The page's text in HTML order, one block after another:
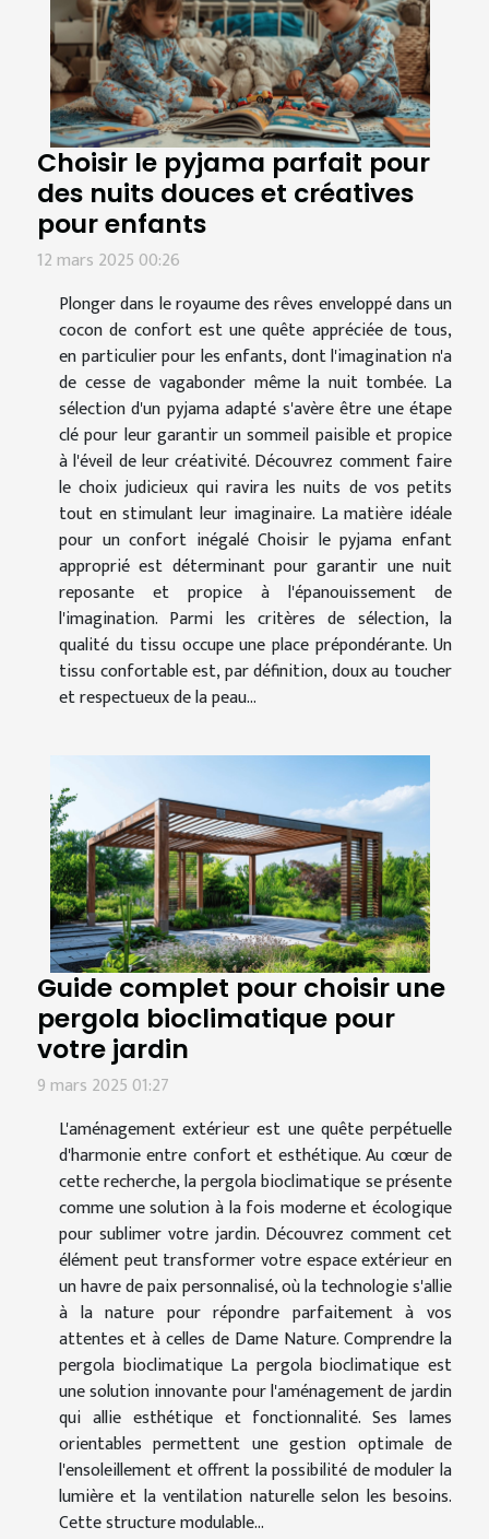
Choisir le pyjama parfait pour
des nuits douces et créatives
pour enfants
12 mars 2025 00:26
Plonger dans le royaume des rêves enveloppé dans un
cocon de confort est une quête appréciée de tous,
en particulier pour les enfants, dont l'imagination n'a
de cesse de vagabonder même la nuit tombée. La
sélection d'un pyjama adapté s'avère être une étape
clé pour leur garantir un sommeil paisible et propice
à l'éveil de leur créativité. Découvrez comment faire
le choix judicieux qui ravira les nuits de vos petits
tout en stimulant leur imaginaire. La matière idéale
pour un confort inégalé Choisir le pyjama enfant
approprié est déterminant pour garantir une nuit
reposante et propice à l'épanouissement de
l'imagination. Parmi les critères de sélection, la
qualité du tissu occupe une place prépondérante. Un
tissu confortable est, par définition, doux au toucher
et respectueux de la peau...
Guide complet pour choisir une
pergola bioclimatique pour
votre jardin
9 mars 2025 01:27
L'aménagement extérieur est une quête perpétuelle
d'harmonie entre confort et esthétique. Au cœur de
cette recherche, la pergola bioclimatique se présente
comme une solution à la fois moderne et écologique
pour sublimer votre jardin. Découvrez comment cet
élément peut transformer votre espace extérieur en
un havre de paix personnalisé, où la technologie s'allie
à la nature pour répondre parfaitement à vos
attentes et à celles de Dame Nature. Comprendre la
pergola bioclimatique La pergola bioclimatique est
une solution innovante pour l'aménagement de jardin
qui allie esthétique et fonctionnalité. Ses lames
orientables permettent une gestion optimale de
l'ensoleillement et offrent la possibilité de moduler la
lumière et la ventilation naturelle selon les besoins.
Cette structure modulable...